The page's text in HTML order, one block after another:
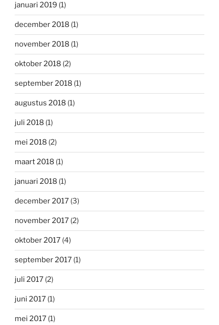
januari 2019 (1)
december 2018 (1)
november 2018 (1)
oktober 2018 (2)
september 2018 (1)
augustus 2018 (1)
juli 2018 (1)
mei 2018 (2)
maart 2018 (1)
januari 2018 (1)
december 2017 (3)
november 2017 (2)
oktober 2017 (4)
september 2017 (1)
juli 2017 (2)
juni 2017 (1)
mei 2017 (1)